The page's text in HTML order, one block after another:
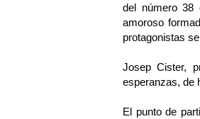
del número 38
amoroso
protagonistas
Josep Cister,
esperanzas, de
El punto de